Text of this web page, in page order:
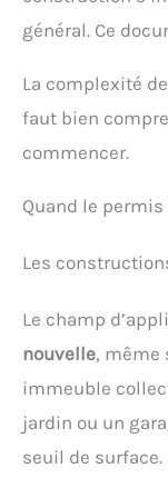
général. Ce
La complexité
faut bien
commencer.
Quand le
Les
Le champ
nouvelle, même
immeuble
jardin ou un
seuil de surface.